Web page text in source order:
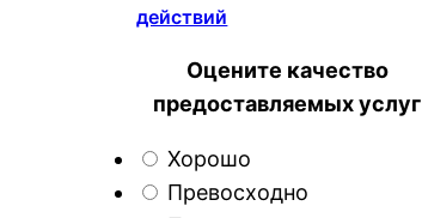
действий
Оцените качество
предоставляемых услуг
Хорошо
Превосходно